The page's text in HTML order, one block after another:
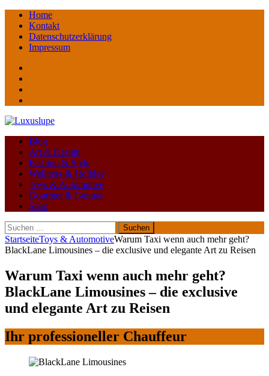
Home
Kontakt
Datenschutzerklärung
Impressum
Blog
Art & Design
Fashion & Style
Wellness & Holiday
Toys & Automotive
Gourmet & Genuss
Stars
Suchen
nach:
StartseiteToys & AutomotiveWarum Taxi wenn auch mehr geht?
BlackLane Limousines – die exclusive und elegante Art zu Reisen
Warum Taxi wenn auch mehr geht?
BlackLane Limousines – die exclusive
und elegante Art zu Reisen
Ihr professioneller Chauffeur